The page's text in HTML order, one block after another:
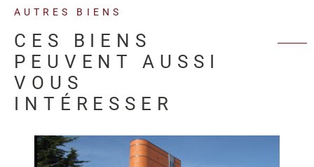
AUTRES BIENS
CES BIENS
PEUVENT AUSSI
VOUS
INTÉRESSER